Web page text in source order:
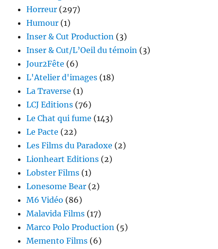
Horreur (297)
Humour (1)
Inser & Cut Production (3)
Inser & Cut/L’Oeil du témoin (3)
Jour2Fête (6)
L'Atelier d'images (18)
La Traverse (1)
LCJ Editions (76)
Le Chat qui fume (143)
Le Pacte (22)
Les Films du Paradoxe (2)
Lionheart Editions (2)
Lobster Films (1)
Lonesome Bear (2)
M6 Vidéo (86)
Malavida Films (17)
Marco Polo Production (5)
Memento Films (6)